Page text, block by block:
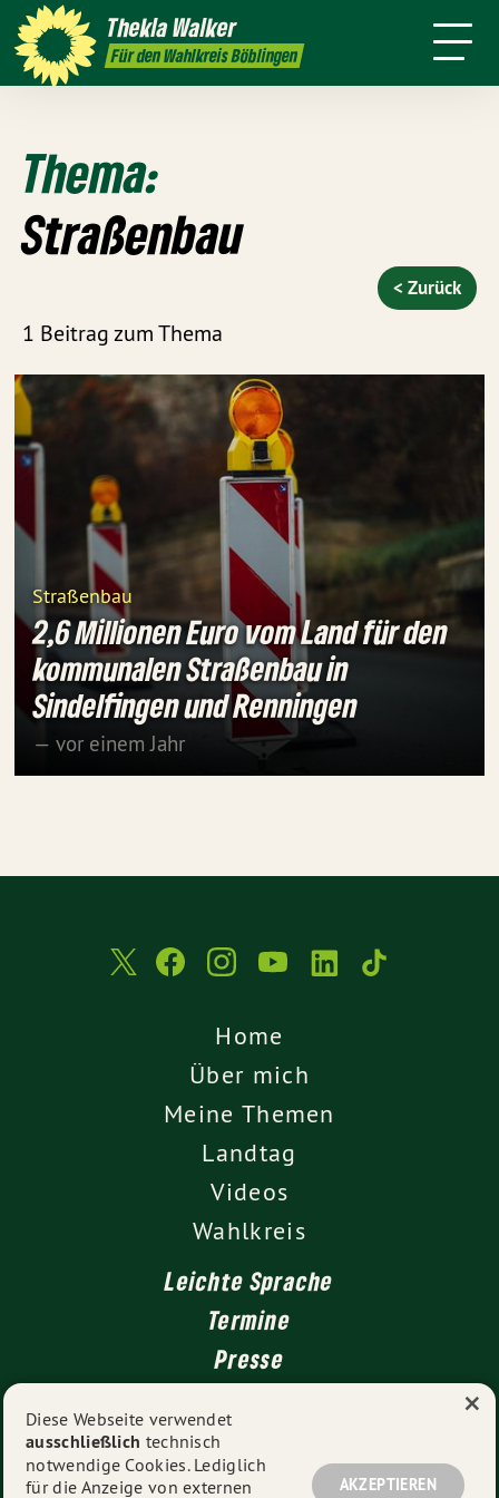
TheklaWalker
Für den Wahlkreis Böblingen
Termine Presse Kontakt
Themen
Thema:
Straßenbau
1 Beitrag zum Thema
< Zurück
Straßenbau
2,6 Millionen Euro vom Land für den
kommunalen Straßenbau in
Sindelfingen und Renningen
— vor einem Jahr
Home
Über mich
Meine Themen
Landtag
Videos
Wahlkreis
Leichte Sprache
Termine
Presse
Impressum
Datenschutz
Diese Webseite verwendet
ausschließlich technisch
notwendige Cookies. Lediglich
für die Anzeige von externen
AKZEPTIEREN
×